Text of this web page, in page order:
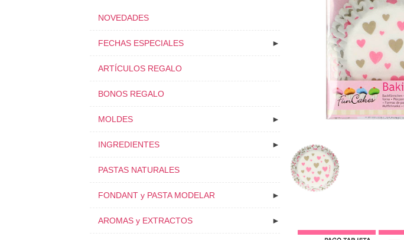
NOVEDADES
►
FECHAS ESPECIALES
ARTÍCULOS REGALO
BONOS REGALO
►
MOLDES
►
INGREDIENTES
PASTAS NATURALES
►
FONDANT y PASTA MODELAR
►
AROMAS y EXTRACTOS